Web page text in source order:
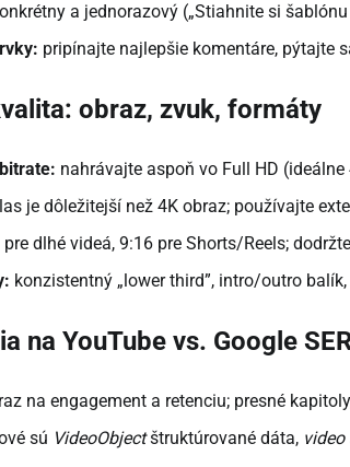
a jednorazový („Stiahnite si
pripínajte najlepšie komentáre, pýtajte
obraz, zvuk, formáty
nahrávajte aspoň vo Full HD
je dôležitejší než 4K obraz; používajte
pre dlhé videá, 9:16 pre Shorts/Reels;
konzistentný „lower third”, intro/outro
na YouTube vs. Google
na engagement a retenciu; presné
sú VideoObjectštruktúrované dáta,